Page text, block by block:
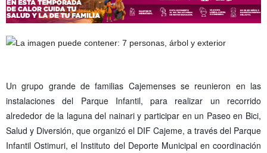
Un grupo grande de familias Cajemenses se reunieron en las
instalaciones del Parque Infantil, para realizar un recorrido
alrededor de la laguna del nainari y participar en un Paseo en Bici,
Salud y Diversión, que organizó el DIF Cajeme, a través del Parque
Infantil Ostimuri, el Instituto del Deporte Municipal en coordinación